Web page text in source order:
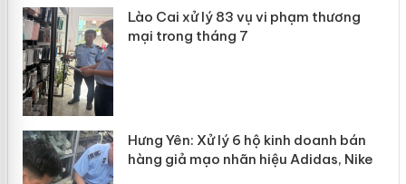
Lào Cai xử lý 83 vụ vi phạm thương
mại trong tháng 7
Hưng Yên: Xử lý 6 hộ kinh doanh bán
hàng giả mạo nhãn hiệu Adidas, Nike